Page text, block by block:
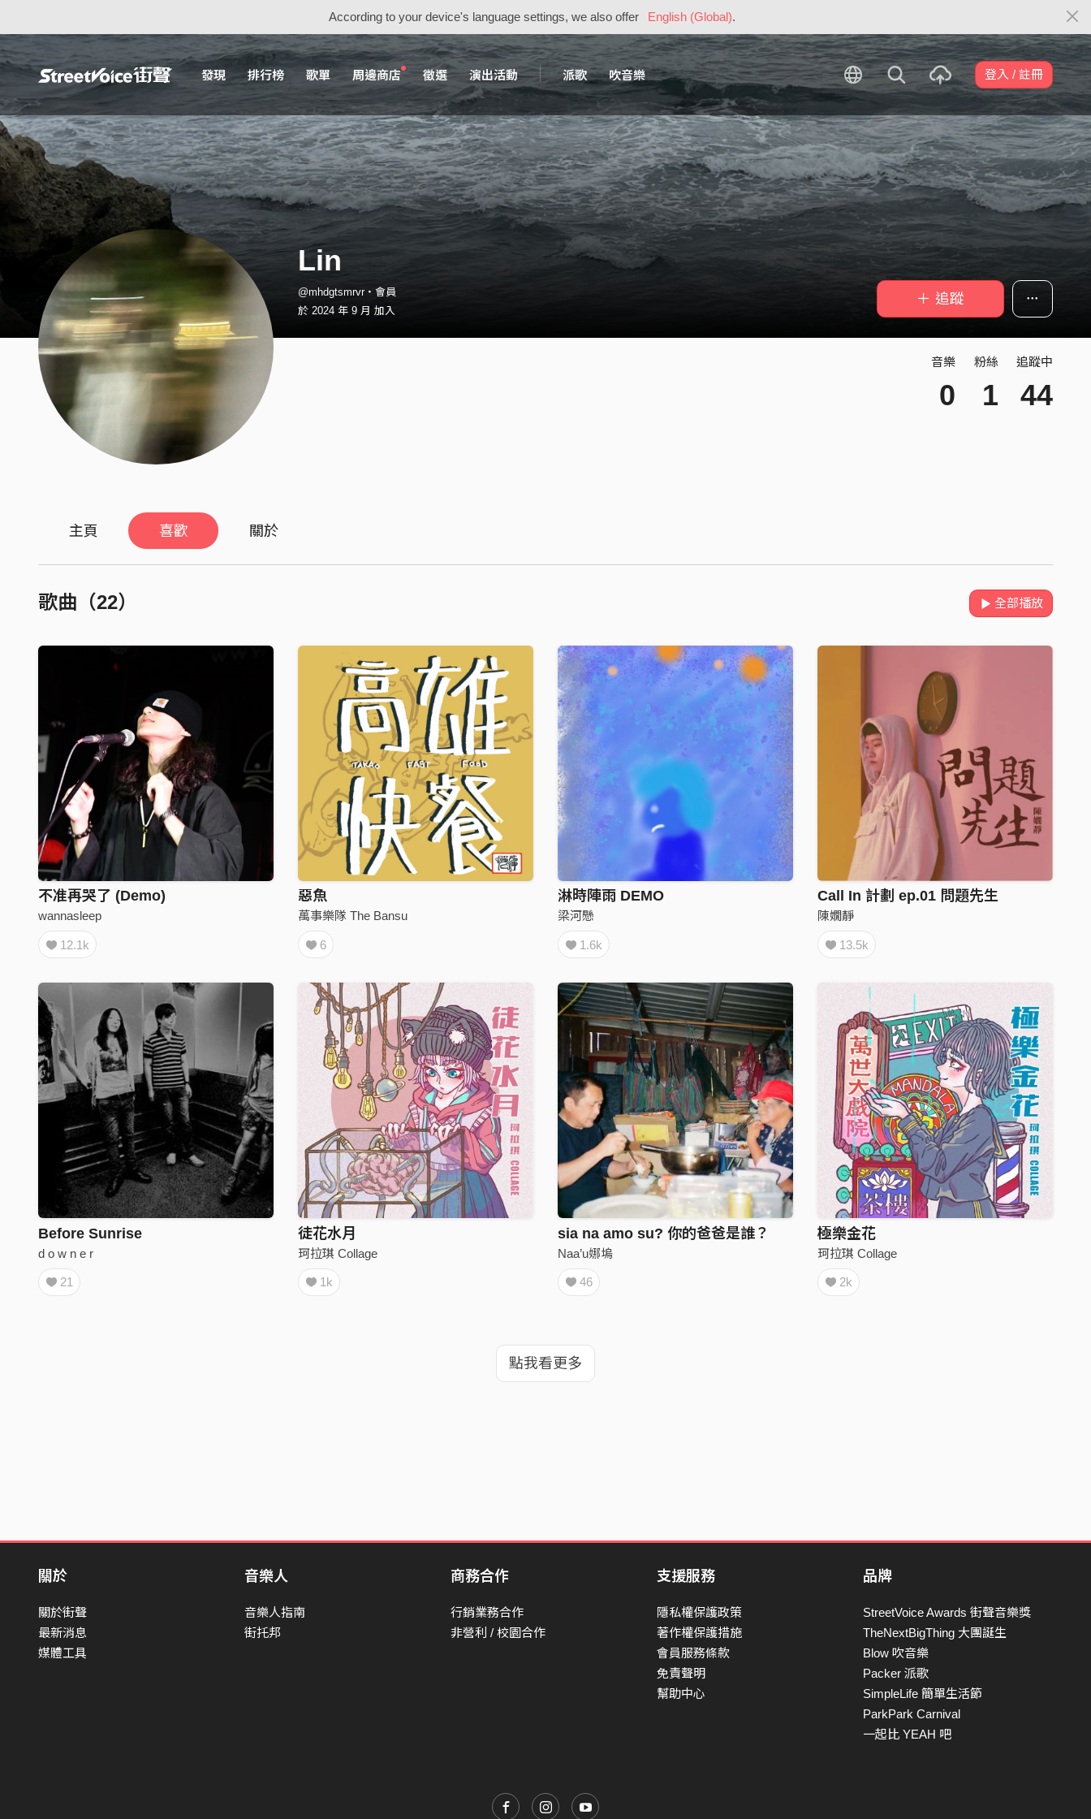
According to your device's language settings, we also offer English (Global).
發現 排行榜 歌單 周邊商店 徵選 演出活動 派歌 吹音樂 登入 / 註冊
Lin
@mhdgtsmrvr・會員
於 2024 年 9 月 加入
＋ 追蹤
音樂
0
粉絲
1
追蹤中
44
主頁 喜歡 關於
歌曲（22） 全部播放
不准再哭了 (Demo)
wannasleep
12.1k
惡魚
萬事樂隊 The Bansu
6
淋時陣雨 DEMO
梁河懸
1.6k
Call In 計劃 ep.01 問題先生
陳嫺靜
13.5k
Before Sunrise
d o w n e r
21
徒花水月
珂拉琪 Collage
1k
sia na amo su? 你的爸爸是誰？
Naa’u娜塢
46
極樂金花
珂拉琪 Collage
2k
點我看更多
關於
關於街聲
最新消息
媒體工具
音樂人
音樂人指南
街托邦
商務合作
行銷業務合作
非營利 / 校園合作
支援服務
隱私權保護政策
著作權保護措施
會員服務條款
免責聲明
幫助中心
品牌
StreetVoice Awards 街聲音樂獎
TheNextBigThing 大團誕生
Blow 吹音樂
Packer 派歌
SimpleLife 簡單生活節
ParkPark Carnival
一起比 YEAH 吧